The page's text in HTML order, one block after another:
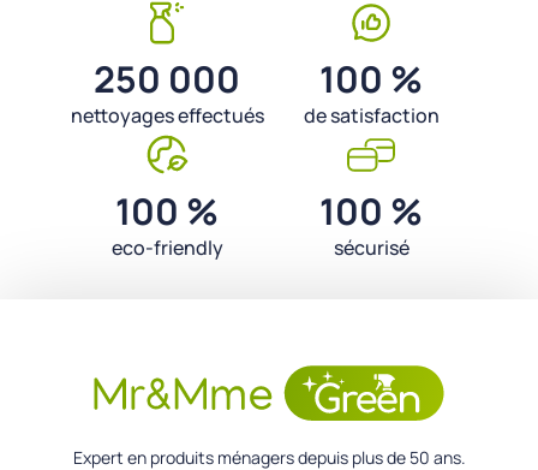
250 000
nettoyages effectués
100 %
de satisfaction
100 %
eco-friendly
100 %
sécurisé
Expert en produits ménagers depuis plus de 50 ans.